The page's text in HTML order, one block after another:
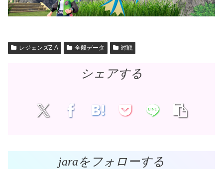
レジェンズZ-A 全般データ 対戦
シェアする
jaraをフォローする